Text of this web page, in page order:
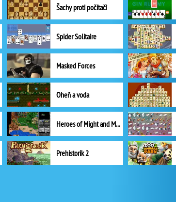
Šachy proti počítači
Spider Solitaire
Masked Forces
Oheň a voda
Heroes of Might and Magic II
Prehistorik 2